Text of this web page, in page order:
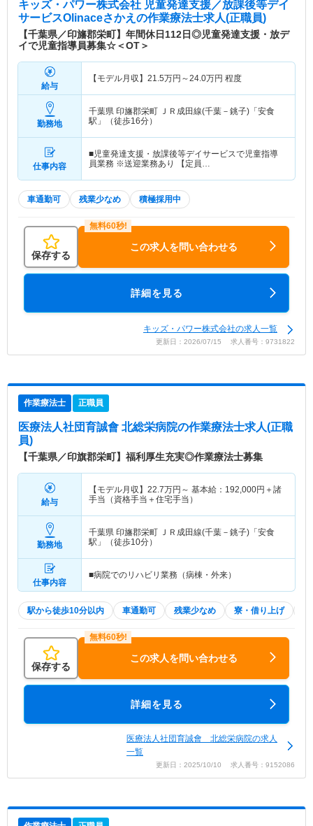
キッズ・パワー株式会社 児童発達支援／放課後等デイ
サービスOlinaceさかえ の作業療法士求人(正職員)
【千葉県／印旛郡栄町】年間休日112日◎児童発達支援・放デ
イで児童指導員募集☆＜OT＞
給与
【モデル月収】 21.5万円～24.0万円 程度
勤務地
千葉県 印旛郡栄町 ＪＲ成田線(千葉－銚子)「安食
駅」（徒歩16分）
仕事内容
■児童発達支援・放課後等デイサービスで児童指導
員業務 ※送迎業務あり 【定員…
車通勤可 残業少なめ 積極採用中
保存する
この求人を問い合わせる
詳細を見る
キッズ・パワー株式会社の求人一覧
更新日：2026/07/15 求人番号：9731822
作業療法士 正職員
医療法人社団育誠會 北総栄病院の作業療法士求人(正職
員)
【千葉県／印旗郡栄町】福利厚生充実◎作業療法士募集
給与
【モデル月収】 22.7万円～ 基本給：192,000円＋諸
手当（資格手当＋住宅手当）
勤務地
千葉県 印旛郡栄町 ＪＲ成田線(千葉－銚子)「安食
駅」（徒歩10分）
仕事内容
■病院でのリハビリ業務（病棟・外来）
駅から徒歩10分以内 車通勤可 残業少なめ 寮・借り上げ
保存する
この求人を問い合わせる
詳細を見る
医療法人社団育誠會 北総栄病院の求人
一覧
更新日：2025/10/10 求人番号：9152086